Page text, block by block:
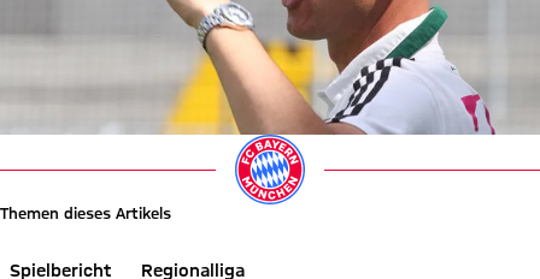
Themen dieses Artikels
Spielbericht Regionalliga